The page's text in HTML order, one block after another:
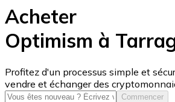
USD Coin
USDC
Acheter
Optimism à
Profitez d'un processus simple et
vendre et échanger des
Commencer